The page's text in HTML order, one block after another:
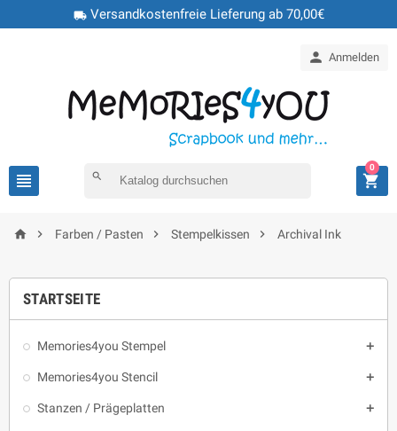
local_shippingVersandkostenfreie Lieferung ab 70,00€
 Anmelden
 search 
0
  Farben / Pasten  Stempelkissen  Archival Ink
STARTSEITE
Memories4you Stempel 
Memories4you Stencil 
Stanzen / Prägeplatten 